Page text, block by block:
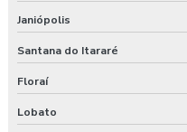
Janiópolis
Santana do Itararé
Floraí
Lobato